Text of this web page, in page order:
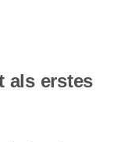
als erstes